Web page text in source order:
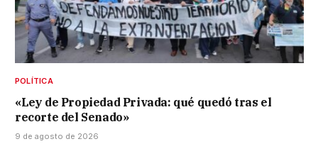
POLÍTICA
«Ley de Propiedad Privada: qué quedó tras el
recorte del Senado»
9 de agosto de 2026